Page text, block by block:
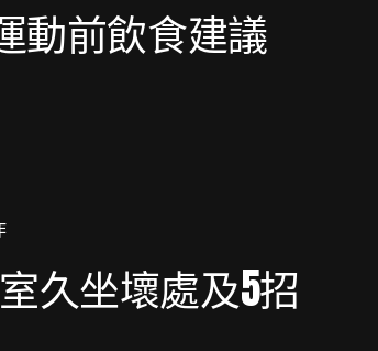
動前飲食建議
久坐壞處及5招